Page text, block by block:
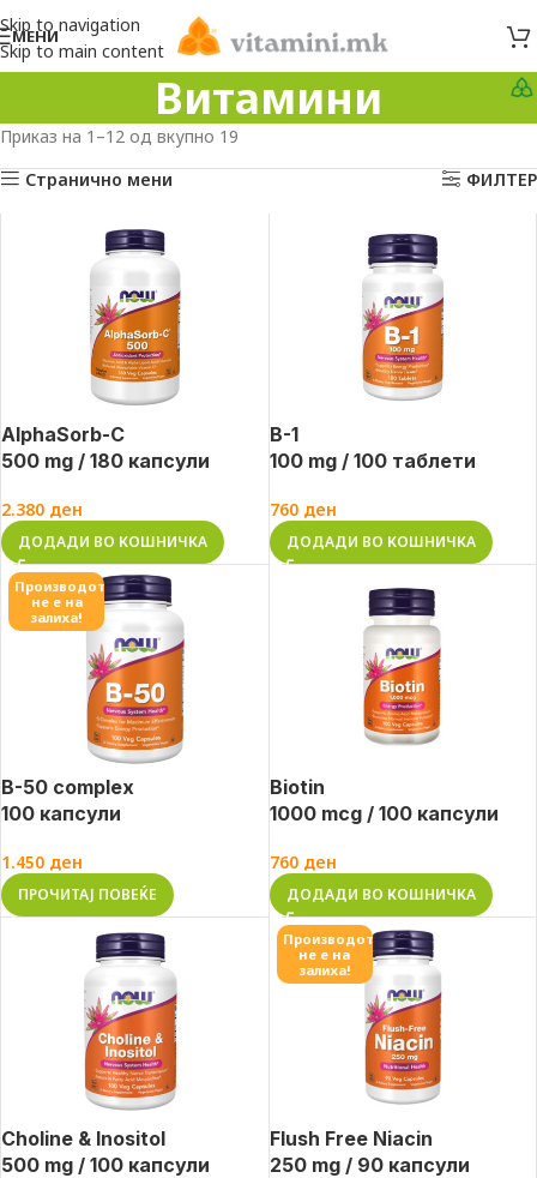
Skip to navigation
Skip to main content
МЕНИ
Витамини
Приказ на 1–12 од вкупно 19
Странично мени
ФИЛТЕР
AlphaSorb-C
500 mg / 180 капсули
2.380 ден
ДОДАДИ ВО КОШНИЧКА
B-1
100 mg / 100 таблети
760 ден
ДОДАДИ ВО КОШНИЧКА
Производот
не е на
залиха!
B-50 complex
100 капсули
1.450 ден
ПРОЧИТАЈ ПОВЕЌЕ
Biotin
1000 mcg / 100 капсули
760 ден
ДОДАДИ ВО КОШНИЧКА
Choline & Inositol
500 mg / 100 капсули
Производот
не е на
залиха!
Flush Free Niacin
250 mg / 90 капсули